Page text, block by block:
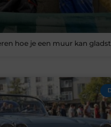
hoe je een muur kan